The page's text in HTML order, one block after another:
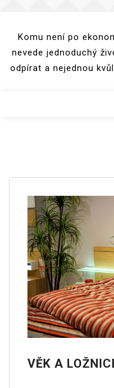
content
Komu není po
nevede jednoduchý
odpírat a nejednou
VĚK A